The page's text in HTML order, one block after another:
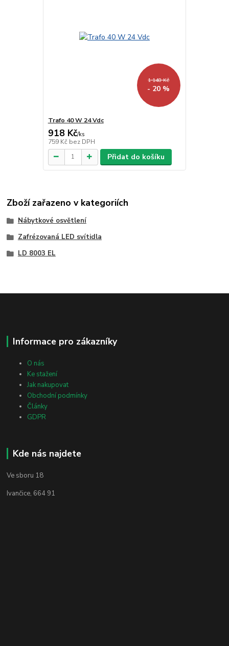
1 148 Kč
- 20 %
Trafo 40 W 24 Vdc
918 Kč/ks
759 Kč bez DPH
Přidat do košíku
Zboží zařazeno v kategoriích
Nábytkové osvětlení
Zafrézovaná LED svítidla
LD 8003 EL
Informace pro zákazníky
O nás
Ke stažení
Jak nakupovat
Obchodní podmínky
Články
GDPR
Kde nás najdete
Ve sboru 18
Ivančice, 664 91